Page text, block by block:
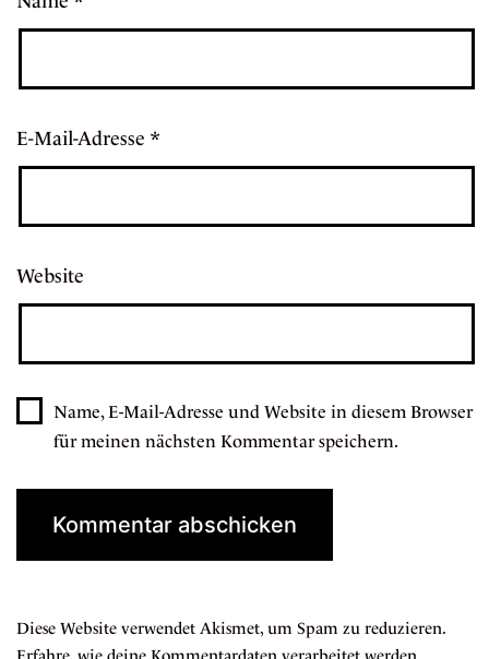
E-Mail-Adresse *
Website
Name, E-Mail-Adresse und Website in diesem Browser
für meinen nächsten Kommentar speichern.
Diese Website verwendet Akismet, um Spam zu reduzieren.